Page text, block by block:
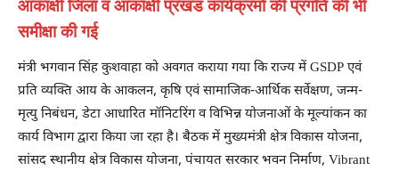
आकांक्षी जिला व आकांक्षी प्रखंड कार्यक्रमों की प्रगति की भी
समीक्षा की गई
मंत्री भगवान सिंह कुशवाहा को अवगत कराया गया कि राज्य में GSDP एवं
प्रति व्यक्ति आय के आकलन, कृषि एवं सामाजिक-आर्थिक सर्वेक्षण, जन्म-
मृत्यु निबंधन, डेटा आधारित मॉनिटरिंग व विभिन्न योजनाओं के मूल्यांकन का
कार्य विभाग द्वारा किया जा रहा है। बैठक में मुख्यमंत्री क्षेत्र विकास योजना,
सांसद स्थानीय क्षेत्र विकास योजना, पंचायत सरकार भवन निर्माण, Vibrant